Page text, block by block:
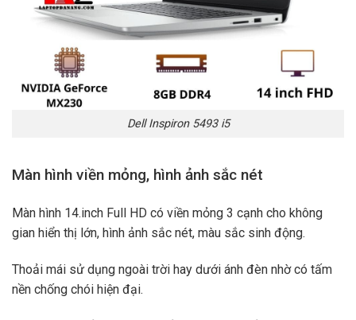
Dell Inspiron 5493 i5
Màn hình viền mỏng, hình ảnh sắc nét
Màn hình 14.inch Full HD có viền mỏng 3 cạnh cho không
gian hiển thị lớn, hình ảnh sắc nét, màu sắc sinh động.
Thoải mái sử dụng ngoài trời hay dưới ánh đèn nhờ có tấm
nền chống chói hiện đại.